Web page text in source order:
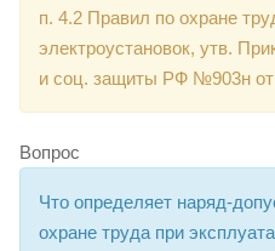
п. 4.2 Правил по охране
электроустановок, утв.
и соц. защиты РФ №903н от
Вопрос
Что определяет наряд-
охране труда при